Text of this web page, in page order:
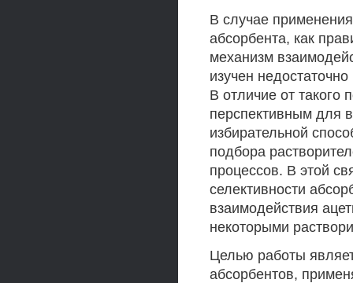
В случае
абсорбента, как
механизм
изучен
В отличие от такого
перспективным для
избирательной
подбора
процессов. В этой
селективности
взаимодействия
некоторыми
Целью работы
абсорбентов,